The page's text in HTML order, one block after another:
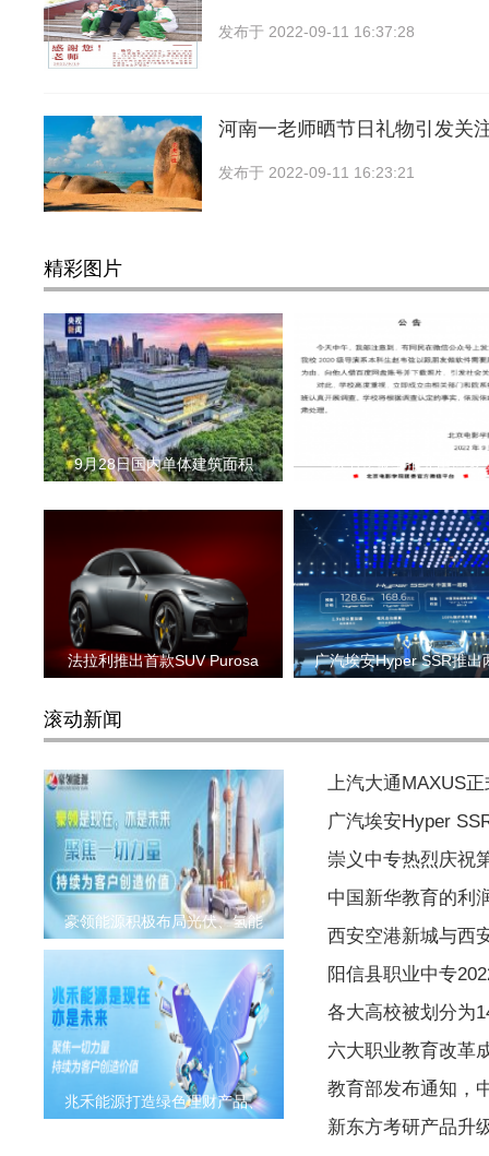
发布于 2022-09-11 16:37:28
河南一老师晒节日礼物引发关
发布于 2022-09-11 16:23:21
精彩图片
9月28日国内单体建筑面积 赵韦弦被举报北电回复
法拉利推出首款SUV Purosa 广汽埃安Hyper SSR推出
滚动新闻
豪领能源积极布局光伏、氢能
兆禾能源打造绿色理财产品、
上汽大通MAXUS
广汽埃安Hyper
崇义中专热烈庆祝
中国新华教育的利
西安空港新城与西
阳信县职业中专
各大高校被划分为
六大职业教育改革
教育部发布通知，
新东方考研产品升